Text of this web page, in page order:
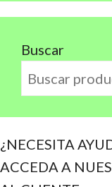
Buscar
¿NECESITA
ACCEDA A